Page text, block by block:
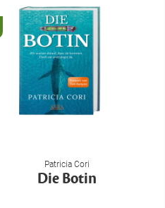
Patricia Cori
Die Botin